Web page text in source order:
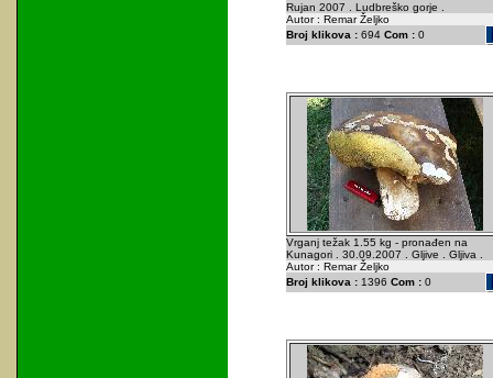
Rujan 2007 . Ludbreško gorje .
Autor : Remar Željko
Broj klikova :694 Com :0
Vrganj težak 1.55 kg - pronađen na
Kunagori . 30.09.2007 . Gljive . Gljiva .
Autor : Remar Željko
Broj klikova :1396 Com :0